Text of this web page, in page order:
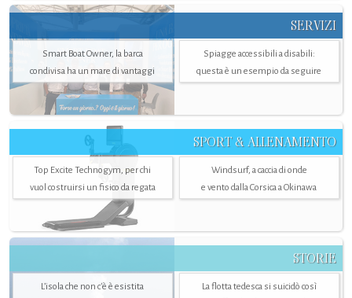
SERVIZI
Smart Boat Owner, la barca
condivisa ha un mare di vantaggi
Spiagge accessibili a disabili:
questa è un esempio da seguire
SPORT & ALLENAMENTO
Top Excite Technogym, per chi
vuol costruirsi un fisico da regata
Windsurf, a caccia di onde
e vento dalla Corsica a Okinawa
STORIE
L’isola che non c'è è esistita
La flotta tedesca si suicidò così